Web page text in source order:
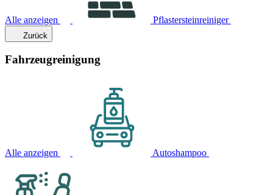
Alle anzeigen Pflastersteinreiniger
Zurück
Fahrzeugreinigung
Alle anzeigen Autoshampoo